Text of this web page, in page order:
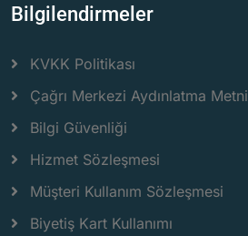
Bilgilendirmeler
KVKK Politikası
Çağrı Merkezi Aydınlatma Metni
Bilgi Güvenliği
Hizmet Sözleşmesi
Müşteri Kullanım Sözleşmesi
Biyetiş Kart Kullanımı